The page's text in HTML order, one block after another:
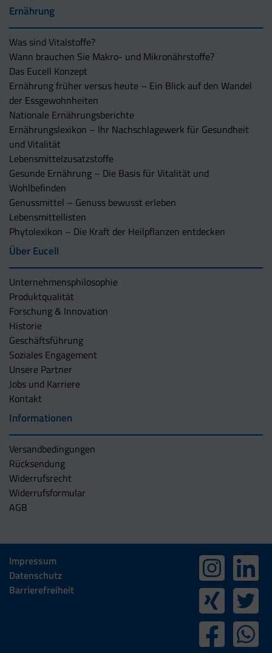
Ernährung
Was sind Vitalstoffe?
Wann brauchen Sie Makro- und Mikronährstoffe?
Das Eucell Konzept
Ernährung früher versus heute – Ein Blick auf den Wandel
der Essgewohnheiten
Nationale Ernährungsberichte
Ernährungslexikon – Ihr Nachschlagewerk für Gesundheit
und Vitalität
Lebensmittelzusatzstoffe
Gesunde Ernährung – Die Basis für Vitalität und
Wohlbefinden
Genussmittel – Genuss bewusst erleben
Lebensmittellisten
Phytolexikon – Die Kraft der Heilpflanzen entdecken
Über Eucell
Unternehmens­philosophie
Produktqualität
Forschung & Innovation
Historie
Geschäftsführung
Soziales Engagement
Unsere Partner
Jobs und Karriere
Kontakt
Informationen
Versandbedingungen
Rücksendung
Widerrufsrecht
Widerrufsformular
AGB
Impressum
Datenschutz
Barrierefreiheit